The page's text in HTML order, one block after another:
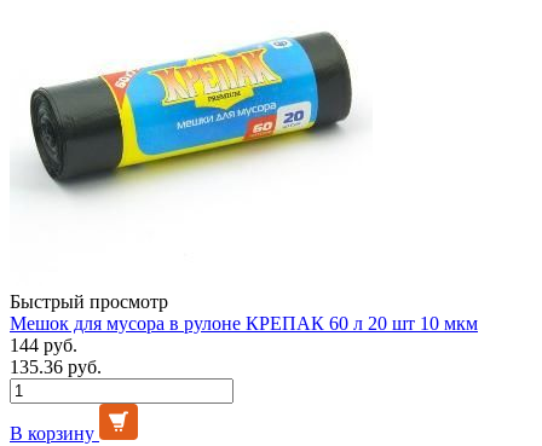
Быстрый просмотр
Мешок для мусора в рулоне КРЕПАК 60 л 20 шт 10 мкм
144 руб.
135.36 руб.
В корзину